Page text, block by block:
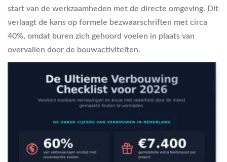
start van de werkzaamheden met de directe omgeving. Dit
verlaagt de kans op formele bezwaarschriften met circa
40%, omdat buren zich gehoord voelen in plaats van
overvallen door de bouwactiviteiten.